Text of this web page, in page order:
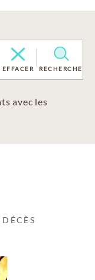
EFFACER RECHERCHE
avec les